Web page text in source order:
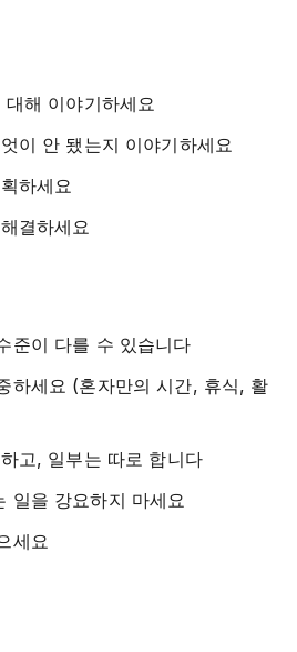
해 이야기하세요
이 안 됐는지 이야기하세요
하세요
결하세요
준이 다를 수 있습니다
하세요 (혼자만의 시간, 휴식, 활
고, 일부는 따로 합니다
일을 강요하지 마세요
세요